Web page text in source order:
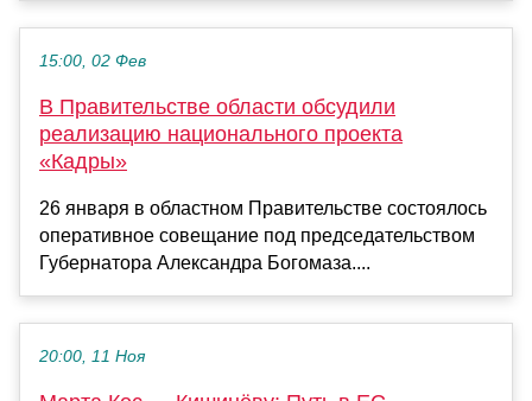
15:00, 02 Фев
В Правительстве области обсудили
реализацию национального проекта
«Кадры»
26 января в областном Правительстве состоялось
оперативное совещание под председательством
Губернатора Александра Богомаза....
20:00, 11 Ноя